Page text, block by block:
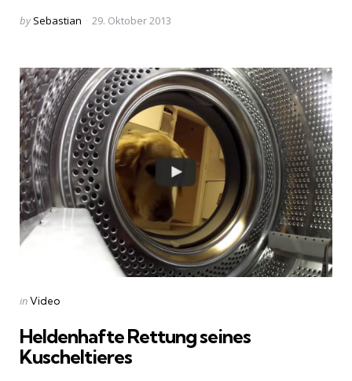
Posted
by Sebastian 29. Oktober 2013
Categories
Posted
inVideo
Heldenhafte Rettung seines
Kuscheltieres